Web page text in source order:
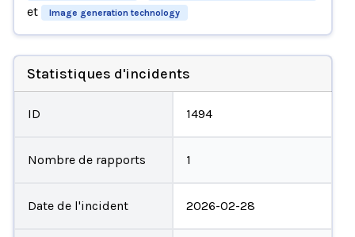
et Image generation technology
Statistiques d'incidents
ID 1494
Nombre de rapports 1
Date de l'incident 2026-02-28